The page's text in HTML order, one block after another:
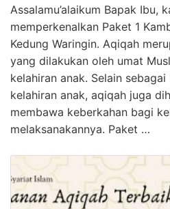
Assalamu’alaikum Bapak Ibu,
memperkenalkan Paket 1
Kedung Waringin. Aqiqah
yang dilakukan oleh umat
kelahiran anak. Selain
kelahiran anak, aqiqah juga
membawa keberkahan bagi
melaksanakannya. Paket …